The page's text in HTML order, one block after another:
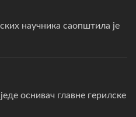
научника саопштила је
оснивач главне герилске